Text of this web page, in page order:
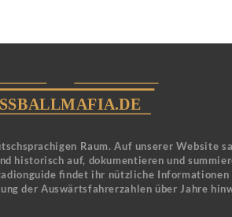
Raum. Auf unserer Website
historisch auf, dokumentieren und
findet ihr nützliche
der Auswärtsfahrerzahlen über Jahre